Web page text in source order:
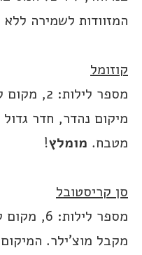
המזוודות לשמירה
קוזומל
מספר לילות: 2, מקום לינה: Mary Carmen
מטבח. מומלץ!
סן קריסטובל
מספר לילות: 6, מקום לינה: הקאסה של יגיל
מקבל מוצ’ילר.